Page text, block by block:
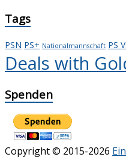
Tags
PSN PS+ Nationalmannschaft PS
Deals with
Spenden
Copyright © 2015-2026